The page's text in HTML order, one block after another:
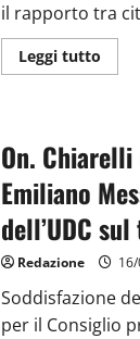
il rapporto tra
Leggi tutto
On. Chiarelli
Emiliano
dell’UDC
Redazione
Soddisfazione
per il Consiglio